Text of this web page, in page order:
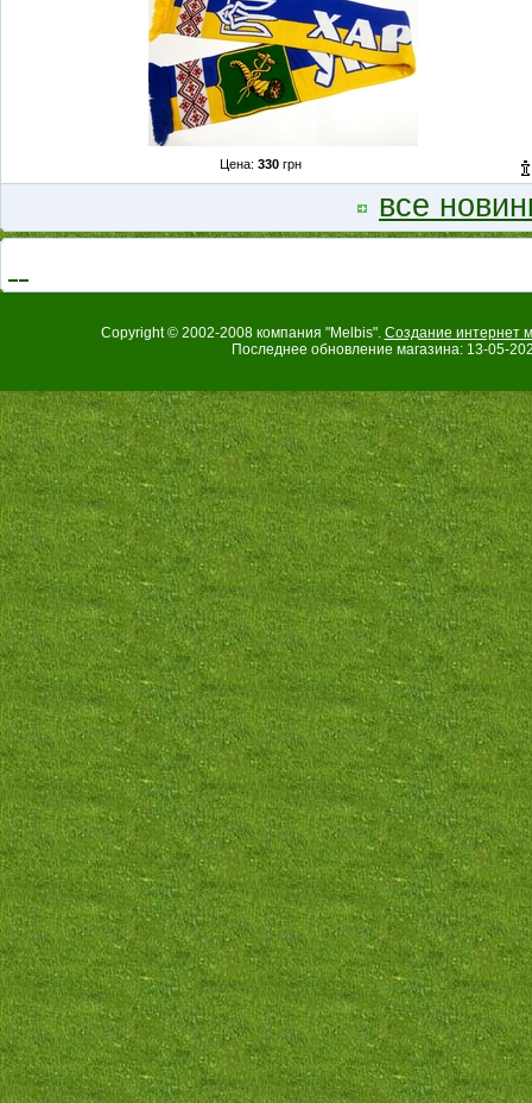
Цена: 330грн
все
Copyright © 2002-2008 компания "Melbis". Создание интернет
Последнее обновление магазина: 13-05-